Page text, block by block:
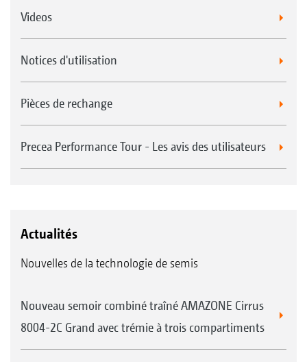
Videos
Notices d'utilisation
Pièces de rechange
Precea Performance Tour - Les avis des utilisateurs
Actualités
Nouvelles de la technologie de semis
Nouveau semoir combiné traîné AMAZONE Cirrus
8004-2C Grand avec trémie à trois compartiments